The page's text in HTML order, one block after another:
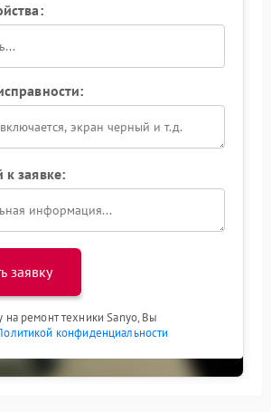
заявке:
заявку
на ремонт техники Sanyo, Вы
конфиденциальности